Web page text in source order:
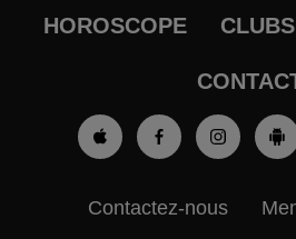
HOROSCOPE
Contactez-nous